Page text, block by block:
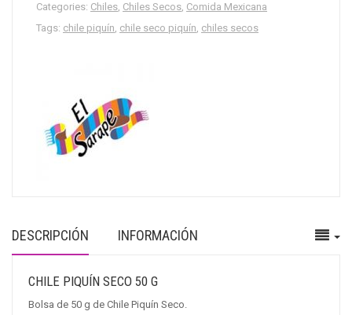
Categories: Chiles, Chiles Secos, Comida Mexicana
Tags: chile piquín, chile seco piquín, chiles secos
DESCRIPCIÓN INFORMACIÓN
CHILE PIQUÍN SECO 50 G
Bolsa de 50 g de Chile Piquín Seco.